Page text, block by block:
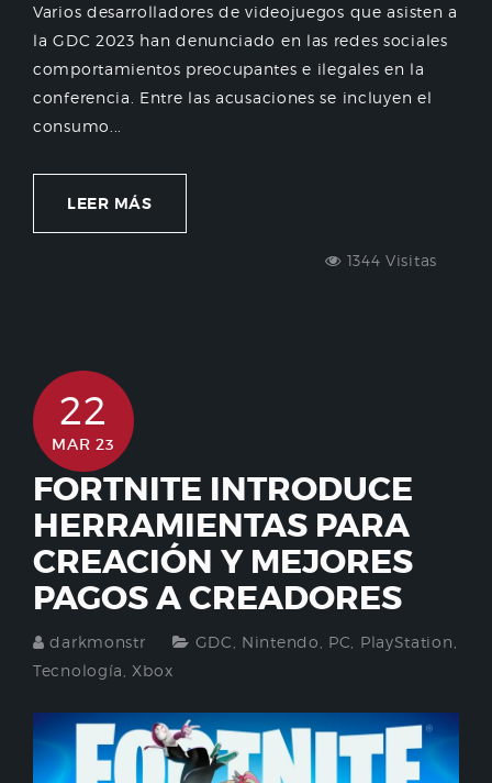
Varios desarrolladores de videojuegos que asisten a
la GDC 2023 han denunciado en las redes sociales
comportamientos preocupantes e ilegales en la
conferencia. Entre las acusaciones se incluyen el
consumo...
LEER MÁS
1344 Visitas
22
MAR 23
FORTNITE INTRODUCE
HERRAMIENTAS PARA
CREACIÓN Y MEJORES
PAGOS A CREADORES
darkmonstr GDC Nintendo PC PlayStation
Tecnología
Xbox